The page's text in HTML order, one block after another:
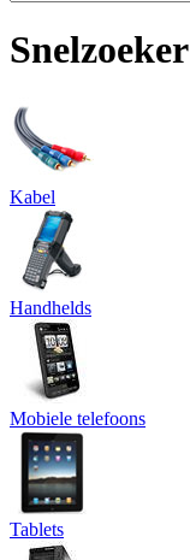
Snelzoeker
Kabel
Handhelds
Mobiele telefoons
Tablets